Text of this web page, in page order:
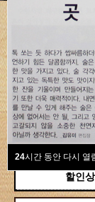
24시간 동안 다시 열
새계주류부
위스
브랜디/
와인선물
와인
선물
할인